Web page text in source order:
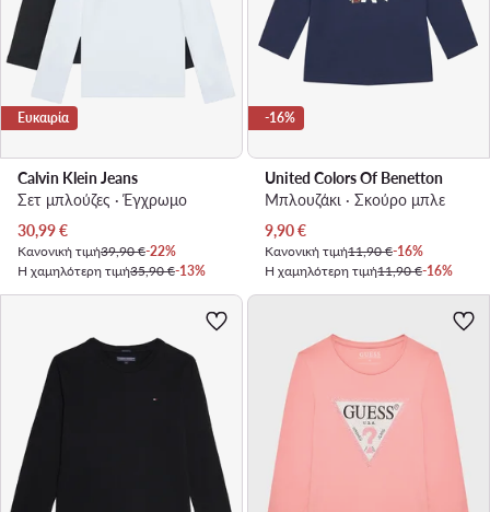
Ευκαιρία
Calvin Klein Jeans
Σετ μπλούζες · Έγχρωμο
Τρέχουσα τιμή
30,99€
Κανονική τιμή39,90 €-22%
Η χαμηλότερη τιμή35,90 €-13%
-16%
United Colors Of Benetton
Μπλουζάκι · Σκούρο μπλε
Τρέχουσα τιμή
9,90€
Κανονική τιμή11,90 €-16%
Η χαμηλότερη τιμή11,90 €-16%